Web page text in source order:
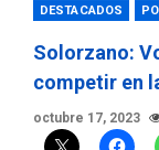
DESTACADOS
Solorzano:
competir en
octubre 17, 2023